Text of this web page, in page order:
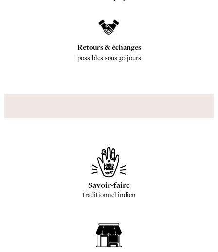
Retours & échanges
possibles sous 30 jours
Savoir-faire
traditionnel indien